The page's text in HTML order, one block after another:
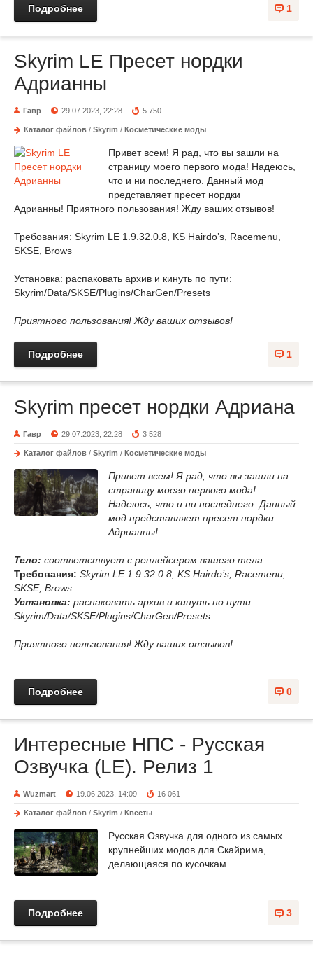
1
Подробнее
Skyrim LE Пресет нордки
Адрианны
Гавр 29.07.2023, 22:28 5 750
Каталог файлов / Skyrim / Косметические моды
Привет всем! Я рад, что вы зашли на
страницу моего первого мода! Надеюсь,
что и ни последнего. Данный мод
представляет пресет нордки
Адрианны! Приятного пользования! Жду ваших отзывов!
Требования: Skyrim LE 1.9.32.0.8, KS Hairdo’s, Racemenu,
SKSE, Brows
Установка: распаковать архив и кинуть по пути:
Skyrim/Data/SKSE/Plugins/CharGen/Presets
Приятного пользования! Жду ваших отзывов!
1
Подробнее
Skyrim пресет нордки Адриана
Гавр 29.07.2023, 22:28 3 528
Каталог файлов / Skyrim / Косметические моды
Привет всем! Я рад, что вы зашли на
страницу моего первого мода!
Надеюсь, что и ни последнего. Данный
мод представляет пресет нордки
Адрианны!
Тело: соответствует с реплейсером вашего тела.
Требования: Skyrim LE 1.9.32.0.8, KS Hairdo’s, Racemenu,
SKSE, Brows
Установка: распаковать архив и кинуть по пути:
Skyrim/Data/SKSE/Plugins/CharGen/Presets
Приятного пользования! Жду ваших отзывов!
0
Подробнее
Интересные НПС - Русская
Озвучка (LE). Релиз 1
Wuzmart 19.06.2023, 14:09 16 061
Каталог файлов / Skyrim / Квесты
Русская Озвучка для одного из самых
крупнейших модов для Скайрима,
делающаяся по кусочкам.
3
Подробнее